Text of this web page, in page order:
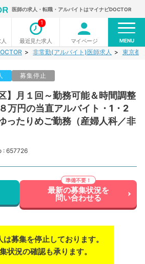
医師の求人・転職・アルバイトはマイナビDOCTOR
最近見た求人
1
マイページ MENU
非常勤(アルバイト)医師求人 東京都
募集停止
】月１回～勤務可能＆時間調整
万円の当直アルバイト・1・2
ったりめご勤務（産婦人科／非
: 657726
最新の募集状況を
問い合わせる
募集を停止しております。
状況の確認も承ります。